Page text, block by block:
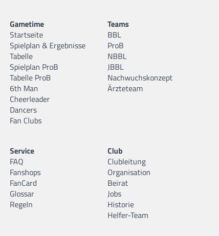
Gametime
Startseite
Spielplan & Ergebnisse
Tabelle
Spielplan ProB
Tabelle ProB
6th Man
Cheerleader
Dancers
Fan Clubs
Teams
BBL
ProB
NBBL
JBBL
Nachwuchskonzept
Ärzteteam
Service
FAQ
Fanshops
FanCard
Glossar
Regeln
Club
Clubleitung
Organisation
Beirat
Jobs
Historie
Helfer-Team